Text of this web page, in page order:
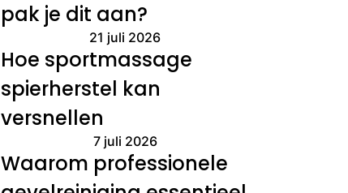
pak je dit aan?
21 juli 2026
Hoe sportmassage
spierherstel kan
versnellen
7 juli 2026
Waarom professionele